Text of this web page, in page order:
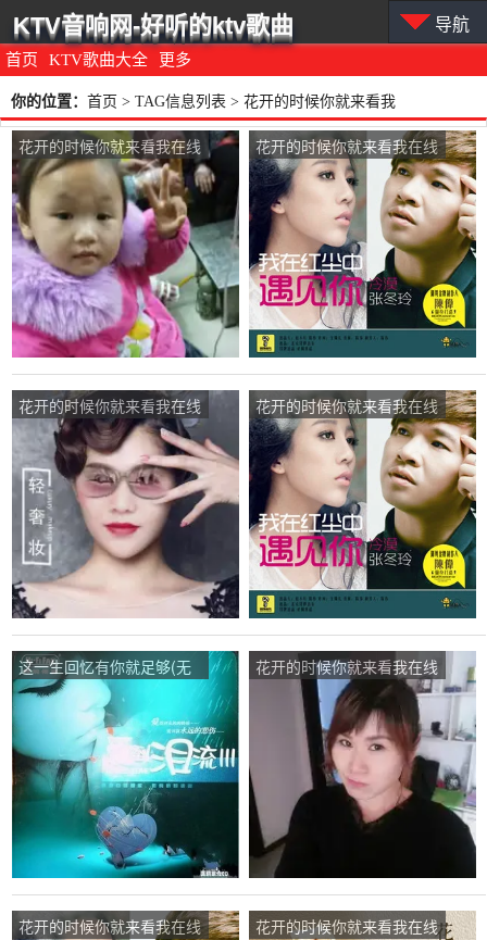
首页 KTV歌曲大全 更多
KTV音响网-好听的ktv歌曲 导航
你的位置： 首页 > TAG信息列表 > 花开的时候你就来看我
花开的时候你就来看我在线
听(原唱是张冬玲)，欧兴国
演唱点播:94次
花开的时候你就来看我在线
听(原唱是张冬玲)，杨阳演
唱点播:39次
花开的时候你就来看我在线
听(原唱是张冬玲)，雨中漫
步！自娱自乐演唱点播:87
次
花开的时候你就来看我在线
听(原唱是张冬玲)，hxm演
唱点播:125次
这一生回忆有你就足够(无
和声版)在线听(原唱是关泽
楠)，龙圣情深则痛《暂
离》演唱点播:28次
花开的时候你就来看我在线
听(原唱是张冬玲)，开心宝
贝演唱点播:53次
花开的时候你就来看我在线
花开的时候你就来看我在线